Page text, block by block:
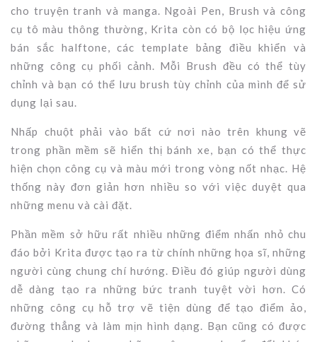
cho truyện tranh và manga. Ngoài Pen, Brush và công
cụ tô màu thông thường, Krita còn có bộ lọc hiệu ứng
bán sắc halftone, các template bảng điều khiển và
những công cụ phối cảnh. Mỗi Brush đều có thể tùy
chỉnh và bạn có thể lưu brush tùy chỉnh của mình để sử
dụng lại sau.
Nhấp chuột phải vào bất cứ nơi nào trên khung vẽ
trong phần mềm sẽ hiển thị bánh xe, bạn có thể thực
hiện chọn công cụ và màu mới trong vòng nốt nhạc. Hệ
thống này đơn giản hơn nhiều so với việc duyệt qua
những menu và cài đặt.
Phần mềm sở hữu rất nhiều những điểm nhấn nhỏ chu
đáo bởi Krita được tạo ra từ chính những họa sĩ, những
người cùng chung chí hướng. Điều đó giúp người dùng
dễ dàng tạo ra những bức tranh tuyệt vời hơn. Có
những công cụ hỗ trợ vẽ tiện dùng để tạo điểm ảo,
đường thẳng và làm mịn hình dạng. Bạn cũng có được